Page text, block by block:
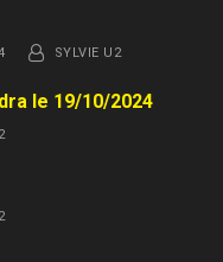
SYLVIE U2
le 19/10/2024